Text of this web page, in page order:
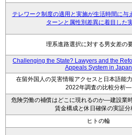
テレワーク制度の適用と実施が生活時間に与
ターンと属性別差異に着目した
理系進路選択に対する男女差の
Challenging the State? Lawyers and the
Appeals System in Japan
在留外国人の災害情報アクセスと日本語能
2022年調査の比較分析―
危険労働の補償はどこに現れるのか―建設業
賃金構成と休日確保の実証
ヒトの輪